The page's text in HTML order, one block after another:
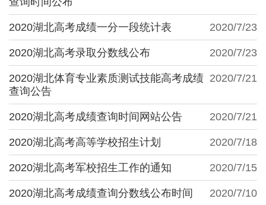
2020/7/23
2020湖北高考成绩一分一段统计表
2020/7/23
2020湖北高考录取分数线公布
2020/7/21
2020湖北体育专业素质测试技能高考成绩
查询公告
2020/7/21
2020湖北高考成绩查询时间网站公告
2020/7/18
2020湖北高考高等学校招生计划
2020/7/15
2020湖北高考军校招生工作的通知
2020/7/10
2020湖北高考成绩查询分数线公布时间